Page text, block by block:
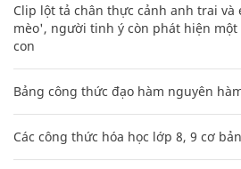
Clip lột tả chân thực cảnh anh trai
mèo', người tinh ý còn phát hiện
con
Bảng công thức đạo hàm nguyên
Các công thức hóa học lớp 8, 9 cơ